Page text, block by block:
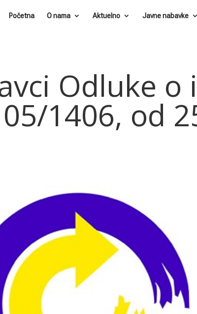
Početna O nama Aktuelno Javne nabavke
Odluke o
1406, od